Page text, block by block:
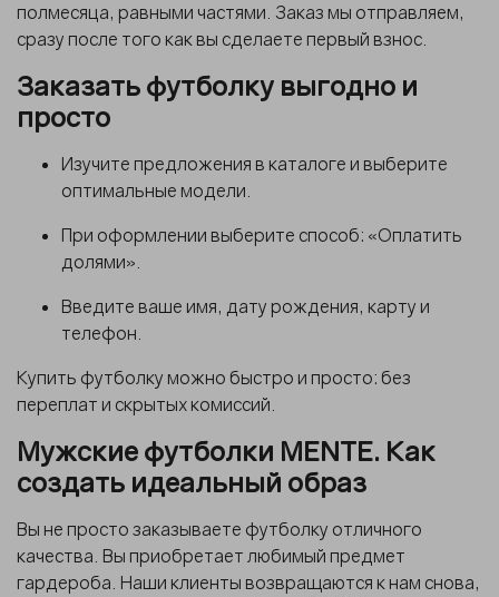
полмесяца, равными частями. Заказ мы отправляем,
сразу после того как вы сделаете первый взнос.
Заказать футболку выгодно и
просто
Изучите предложения в каталоге и выберите
оптимальные модели.
При оформлении выберите способ: «Оплатить
долями».
Введите ваше имя, дату рождения, карту и
телефон.
Купить футболку можно быстро и просто: без
переплат и скрытых комиссий.
Мужские футболки MENTE. Как
создать идеальный образ
Вы не просто заказываете футболку отличного
качества. Вы приобретает любимый предмет
гардероба. Наши клиенты возвращаются к нам снова,